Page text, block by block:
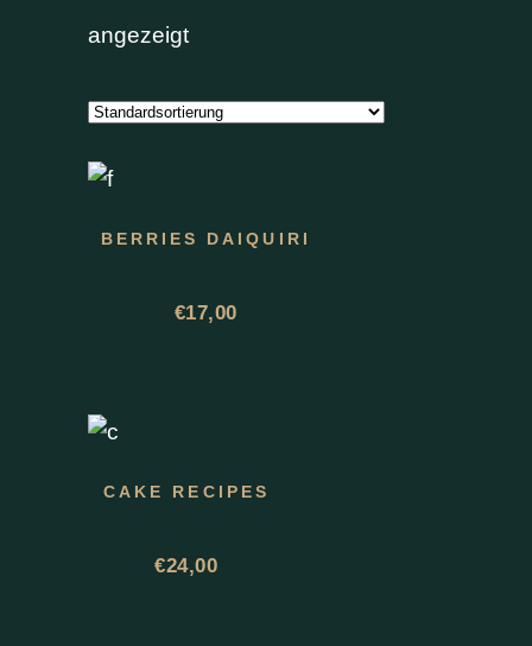
angezeigt
BERRIES DAIQUIRI
€17,00
CAKE RECIPES
€24,00